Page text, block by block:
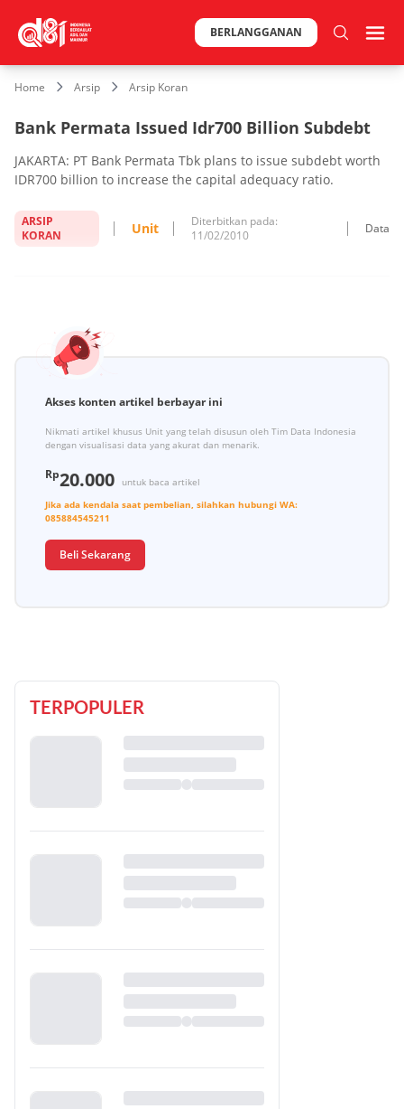
BERLANGGANAN
Home Arsip Arsip Koran
Bank Permata Issued Idr700 Billion Subdebt
JAKARTA: PT Bank Permata Tbk plans to issue subdebt worth
IDR700 billion to increase the capital adequacy ratio.
ARSIP
KORAN
Unit
Diterbitkan pada:
11/02/2010
Data
Akses konten artikel berbayar ini
Nikmati artikel khusus Unit yang telah disusun oleh Tim Data Indonesia
dengan visualisasi data yang akurat dan menarik.
Rp20.000
untuk baca artikel
Jika ada kendala saat pembelian, silahkan hubungi WA:
085884545211
Beli Sekarang
TERPOPULER